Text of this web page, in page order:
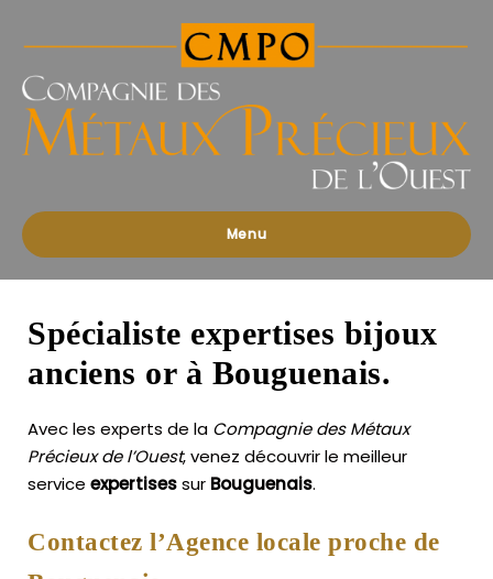
des
Précieux
l'Ouest
Menu
Spécialiste expertises bijoux
anciens or à Bouguenais.
Avec les experts de la Compagnie des Métaux
Précieux de l’Ouest, venez découvrir le meilleur
service expertisessur Bouguenais.
Contactez l’Agence locale proche de